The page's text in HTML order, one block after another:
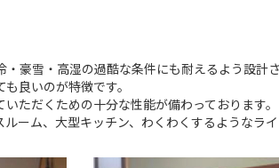
豪雪・高湿の過酷な条件にも耐えるよう設計
良いのが特徴です。
ただくための十分な性能が備わっております。
ーム、大型キッチン、わくわくするようなラ